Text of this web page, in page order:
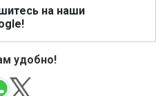
на наши
удобно!